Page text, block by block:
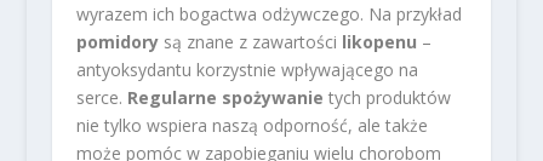
wyrazem ich bogactwa odżywczego. Na przykład
pomidorysą znane z zawartości likopenu –
antyoksydantu korzystnie wpływającego na
serce. Regularne spożywanie tych produktów
nie tylko wspiera naszą odporność, ale także
może pomóc w zapobieganiu wielu chorobom